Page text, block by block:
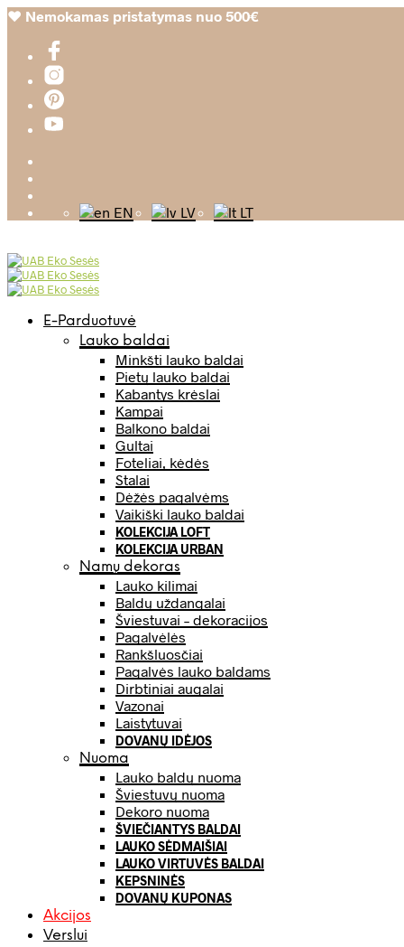
❤️ Nemokamas pristatymas nuo 500€
EN LV LT
E-Parduotuvė
Lauko baldai
Minkšti lauko baldai
Pietų lauko baldai
Kabantys krėslai
Kampai
Balkono baldai
Gultai
Foteliai, kėdės
Stalai
Dėžės pagalvėms
Vaikiški lauko baldai
KOLEKCIJA LOFT
KOLEKCIJA URBAN
Namų dekoras
Lauko kilimai
Baldų uždangalai
Šviestuvai – dekoracijos
Pagalvėlės
Rankšluosčiai
Pagalvės lauko baldams
Dirbtiniai augalai
Vazonai
Laistytuvai
DOVANŲ IDĖJOS
Nuoma
Lauko baldų nuoma
Šviestuvų nuoma
Dekoro nuoma
ŠVIEČIANTYS BALDAI
LAUKO SĖDMAIŠIAI
LAUKO VIRTUVĖS BALDAI
KEPSNINĖS
DOVANŲ KUPONAS
Akcijos
Verslui